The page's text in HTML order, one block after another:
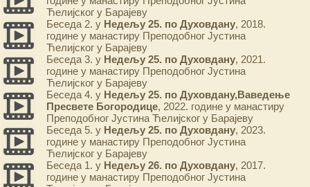
Ћелијског у Барајеву
Беседа 2. у Недељу 25. по Духовдану, 2018.
године у манастиру Преподобног Јустина
Ћелијског у Барајеву
Беседа 3. у Недељу 25. по Духовдану, 2021.
године у манастиру Преподобног Јустина
Ћелијског у Барајеву
Беседа 4. у Недељу 25. по Духовдану,Ваведење
Пресвете Богородице, 2022. године у манастиру
Преподобног Јустина Ћелијског у Барајеву
Беседа 5. у Недељу 25. по Духовдану, 2023.
године у манастиру Преподобног Јустина
Ћелијског у Барајеву
Беседа 1. у Недељу 26. по Духовдану, 2017.
године у манастиру Преподобног Јустина